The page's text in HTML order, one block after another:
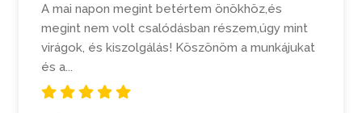
A mai napon megint betértem önökhöz,és
megint nem volt csalódásban részem,úgy mint
virágok, és kiszolgálás! Köszönöm a munkájukat
és a...